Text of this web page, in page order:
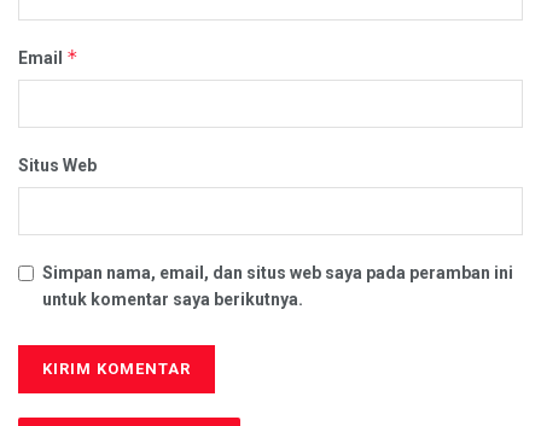
Email *
Situs Web
Simpan nama, email, dan situs web saya pada peramban ini
untuk komentar saya berikutnya.